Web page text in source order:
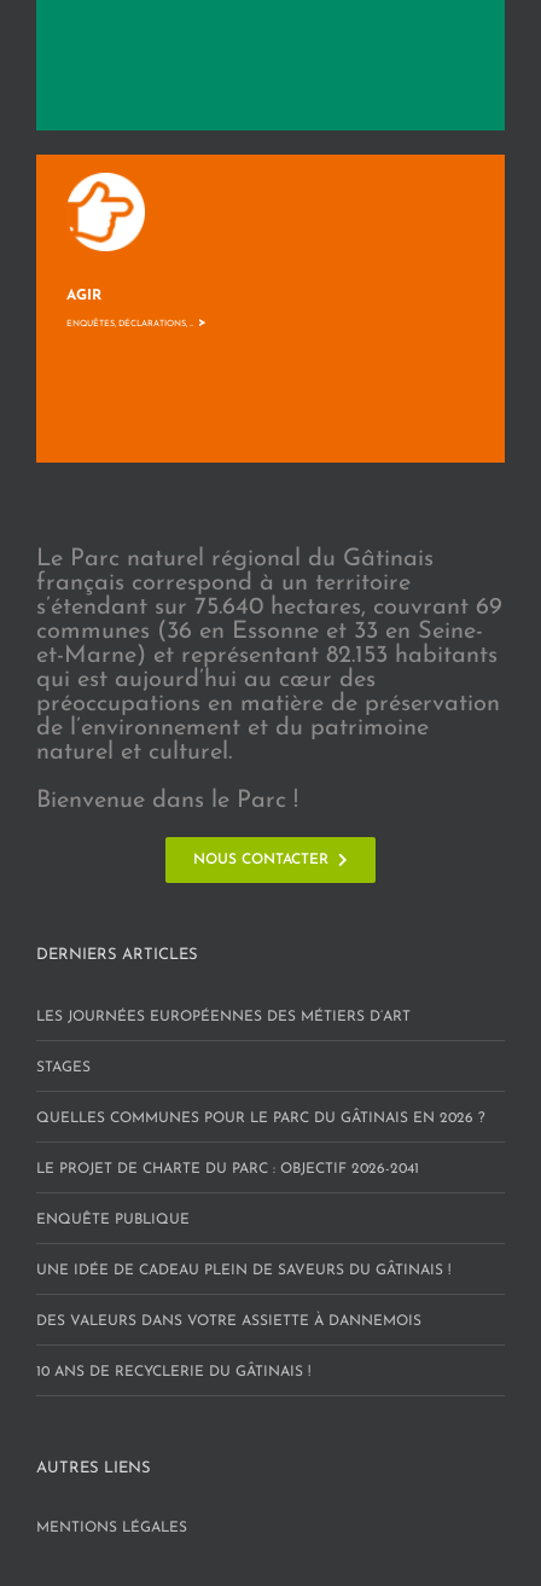
AGIR
ENQUÊTES, DÉCLARATIONS, ... >
Le Parc naturel régional du Gâtinais
français correspond à un territoire
s’étendant sur 75.640 hectares, couvrant 69
communes (36 en Essonne et 33 en Seine-
et-Marne) et représentant 82.153 habitants
qui est aujourd’hui au cœur des
préoccupations en matière de préservation
de l’environnement et du patrimoine
naturel et culturel.
Bienvenue dans le Parc !
NOUS CONTACTER
DERNIERS ARTICLES
LES JOURNÉES EUROPÉENNES DES MÉTIERS D’ART
STAGES
QUELLES COMMUNES POUR LE PARC DU GÂTINAIS EN 2026 ?
LE PROJET DE CHARTE DU PARC : OBJECTIF 2026-2041
ENQUÊTE PUBLIQUE
UNE IDÉE DE CADEAU PLEIN DE SAVEURS DU GÂTINAIS !
DES VALEURS DANS VOTRE ASSIETTE À DANNEMOIS
10 ANS DE RECYCLERIE DU GÂTINAIS !
AUTRES LIENS
MENTIONS LÉGALES